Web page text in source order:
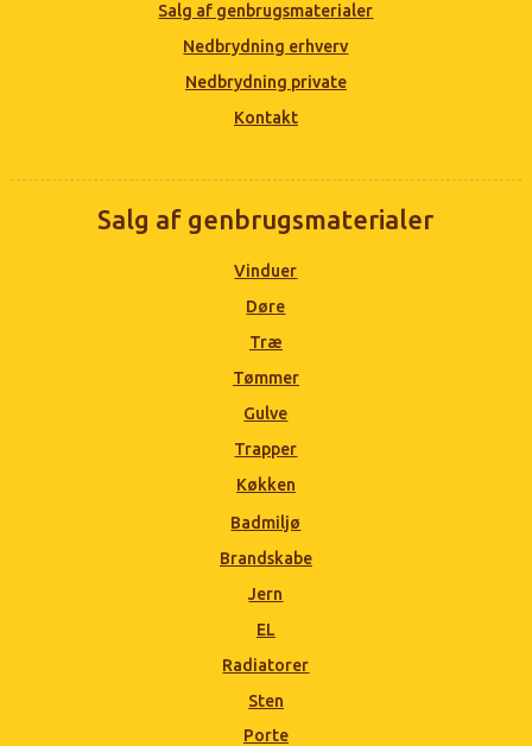
Salg af genbrugsmaterialer
Nedbrydning erhverv
Nedbrydning private
Kontakt
Salg af genbrugsmaterialer
Vinduer
Døre
Træ
Tømmer
Gulve
Trapper
Køkken
Badmiljø
Brandskabe
Jern
EL
Radiatorer
Sten
Porte